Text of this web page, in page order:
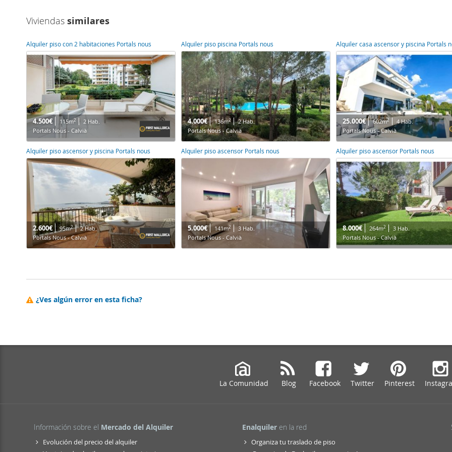
Viviendas similares
Alquiler piso con 2 habitaciones Portals nous
4.500€ 115m2
2 Hab.
Portals Nous - Calvià
Alquiler piso piscina Portals nous
4.000€ 136m2
2 Hab.
Portals Nous - Calvià
Alquiler casa ascensor y piscina Portals
25.000€ 602m2
4 Hab.
Portals Nous - Calvià
Alquiler piso ascensor y piscina Portals nous
2.600€ 95m2
2 Hab.
Portals Nous - Calvià
Alquiler piso ascensor Portals nous
5.000€ 141m2
3 Hab.
Portals Nous - Calvià
Alquiler piso ascensor Portals nous
8.000€ 264m2
3 Hab.
Portals Nous - Calvià
¿Ves algún error en esta ficha?
La Comunidad Blog Facebook Twitter Pinterest
Información sobre el Mercado del Alquiler
Evolución del precio del alquiler
Enalquiler en la red
Organiza tu traslado de piso